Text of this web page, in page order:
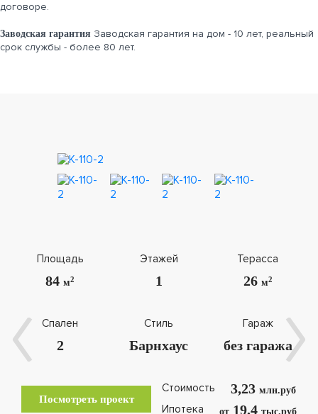
договоре.
Заводская гарантия Заводская гарантия на дом - 10 лет, реальный
срок службы - более 80 лет.
Площадь
84м2
Этажей
1
Терасса
26 м2
Спален
2
Стиль
Барнхаус
Гараж
без гаража
Стоимость 3,23 млн.руб
Ипотека от19,4 тыс.руб
Посмотреть проект